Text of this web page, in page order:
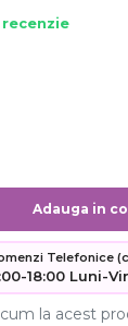
recenzie
Adauga
Telefonice
18:00 Luni-
la acest